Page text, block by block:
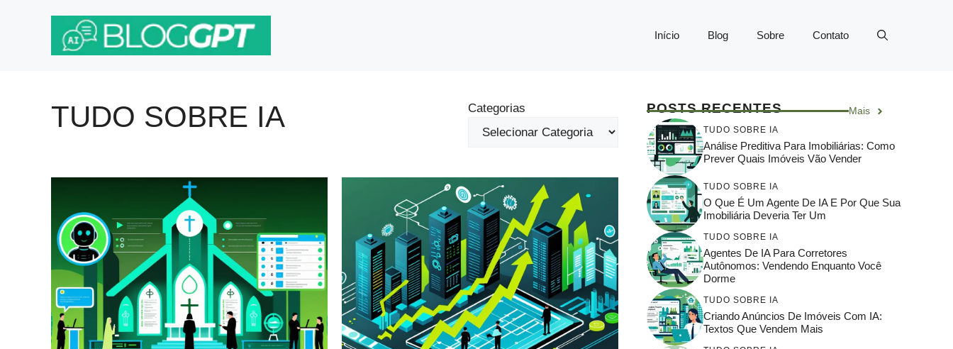
Início Blog Sobre Contato
TUDO SOBRE IA Categorias POSTS RECENTES Mais
TUDO SOBRE IA
Análise Preditiva Para Imobiliárias: Como
Prever Quais Imóveis Vão Vender
TUDO SOBRE IA
O Que É Um Agente De IA E Por Que Sua
Imobiliária Deveria Ter Um
TUDO SOBRE IA
Agentes De IA Para Corretores
Autônomos: Vendendo Enquanto Você
Dorme
TUDO SOBRE IA
Criando Anúncios De Imóveis Com IA:
Textos Que Vendem Mais